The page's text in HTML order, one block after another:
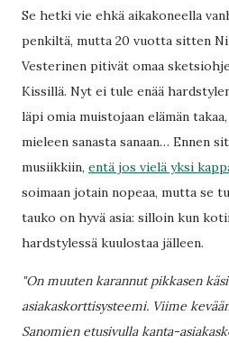
Se hetki vie ehkä aikakoneella
penkiltä, mutta 20 vuotta sitten
Vesterinen pitivät omaa
Kissillä. Nyt ei tule enää
läpi omia muistojaan elämän
mieleen sanasta sanaan… Ennen
musiikkiin, entä jos vielä yksi
soimaan jotain nopeaa, mutta se
tauko on hyvä asia: silloin kun
hardstylessä kuulostaa jälleen.
"On muuten karannut pikkasen
asiakaskorttisysteemi. Viime
Sanomien etusivulla kanta-